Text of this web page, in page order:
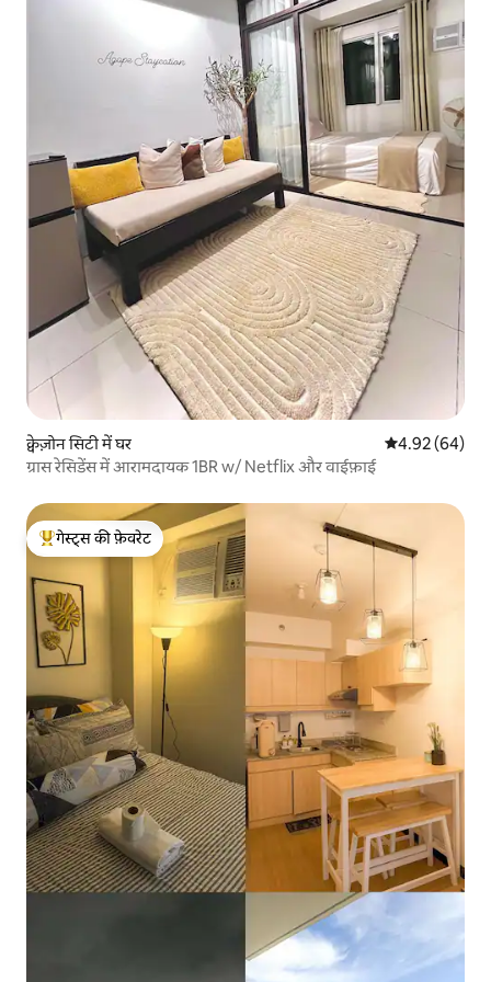
क्वेज़ोन सिटी में घर औसत रेटिंग 5 में
4.92 (64)
ग्रास रेसिडेंस में आरामदायक 1BR w/ Netflix और वाईफ़ाई
गेस्ट्स का टॉप फ़ेवरेट
गेस्ट्स की फ़ेवरेट